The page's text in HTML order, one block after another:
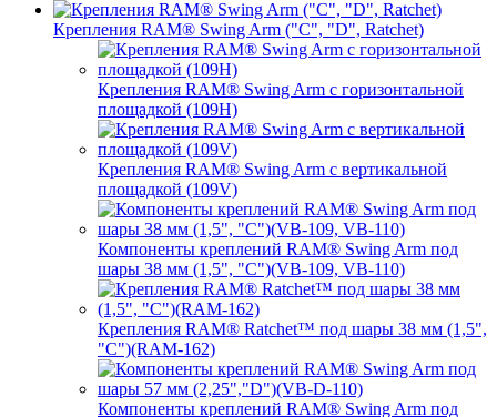
Крепления RAM® Swing Arm ("C", "D", Ratchet)
Крепления RAM® Swing Arm с горизонтальной
площадкой (109H)
Крепления RAM® Swing Arm с вертикальной
площадкой (109V)
Компоненты креплений RAM® Swing Arm под
шары 38 мм (1,5", "C")(VB-109, VB-110)
Крепления RAM® Ratchet™ под шары 38 мм (1,5",
"C")(RAM-162)
Компоненты креплений RAM® Swing Arm под